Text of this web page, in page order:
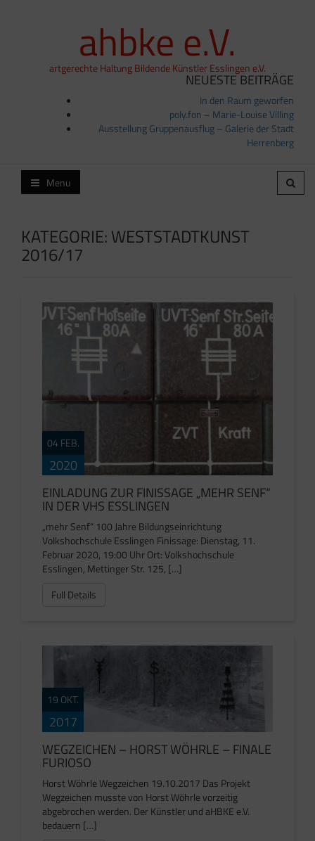
ahbke e.V.
artgerechte Haltung Bildende Künstler Esslingen e.V.
NEUESTE BEITRÄGE
In den Raum geworfen
poly.fon – Marie-Louise Villing
Ausstellung Gruppenausflug – Galerie der Stadt
Herrenberg
Menu
KATEGORIE:WESTSTADTKUNST
2016/17
04 FEB.
2020
EINLADUNG ZUR FINISSAGE „MEHR SENF“
IN DER VHS ESSLINGEN
„mehr Senf“ 100 Jahre Bildungseinrichtung
Volkshochschule Esslingen Finissage: Dienstag, 11.
Februar 2020, 19:00 Uhr Ort: Volkshochschule
Esslingen, Mettinger Str. 125, […]
Full Details
19 OKT.
2017
WEGZEICHEN – HORST WÖHRLE – FINALE
FURIOSO
Horst Wöhrle Wegzeichen 19.10.2017 Das Projekt
Wegzeichen musste von Horst Wöhrle vorzeitig
abgebrochen werden. Der Künstler und aHBKE e.V.
bedauern […]